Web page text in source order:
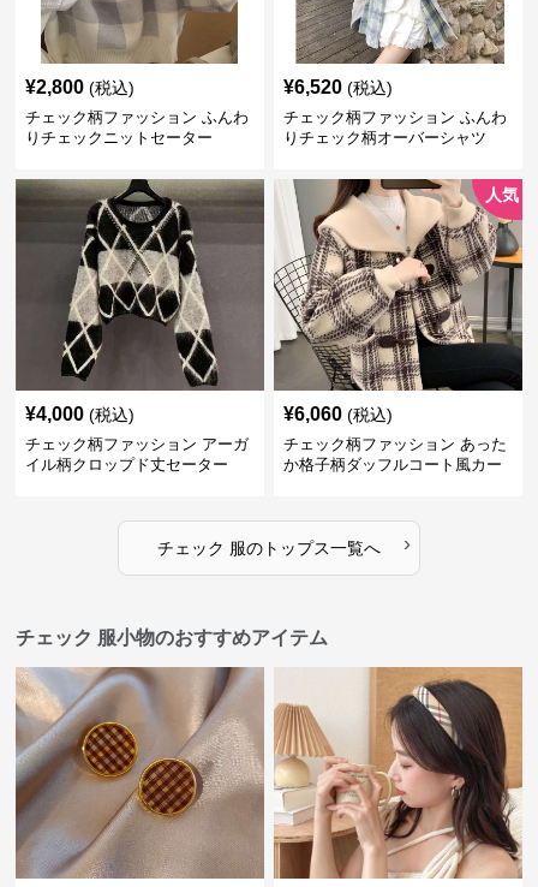
¥2,800 (税込)
チェック柄ファッション ふんわ
りチェックニットセーター
¥6,520 (税込)
チェック柄ファッション ふんわ
りチェック柄オーバーシャツ
¥4,000 (税込)
チェック柄ファッション アーガ
イル柄クロップド丈セーター
人気
¥6,060 (税込)
チェック柄ファッション あった
か格子柄ダッフルコート風カー
チェック 服のトップス一覧へ ›
チェック 服小物のおすすめアイテム